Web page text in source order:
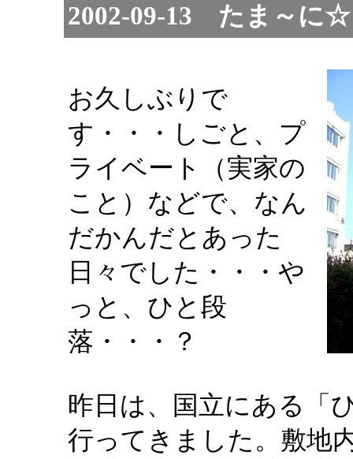
2002-09-13 たま～
お久しぶりで
す・・・しごと、プ
ライベート（実家の
こと）などで、なん
だかんだとあった
日々でした・・・や
っと、ひと段
落・・・？
昨日は、国立にある「
行ってきました。敷地